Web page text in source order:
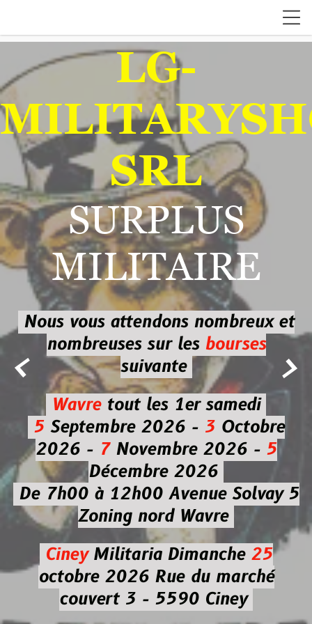
 
LG-
SRL
SURPLUS
MILITAIRE
Nous vous attendons nombreux et
nombreuses sur les bourses
suivante
Wavretout les 1er samedi
5Septembre 2026 - 3Octobre
2026 -7Novembre 2026 - 5
Décembre 2026
De 7h00 à 12h00 Avenue Solvay 5
Zoning nord Wavre
CineyMilitaria Dimanche 25
octobre 2026Rue du marché
couvert 3 - 5590 Ciney